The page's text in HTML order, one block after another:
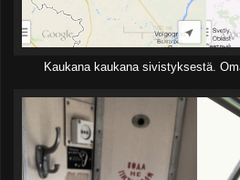
Kaukana kaukana sivistyksestä.